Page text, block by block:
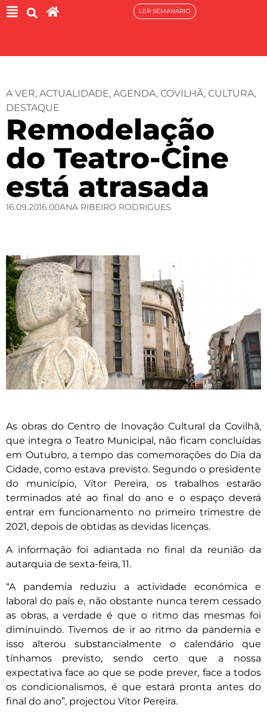
LER SEMANÁRIO
A VER, ACTUALIDADE, AGENDA, COVILHÃ, CULTURA,
DESTAQUE
Remodelação
do Teatro-Cine
está atrasada
16.09.2016:00ANA RIBEIRO RODRIGUES
As obras do Centro de Inovação Cultural da Covilhã,
que integra o Teatro Municipal, não ficam concluídas
em Outubro, a tempo das comemorações do Dia da
Cidade, como estava previsto. Segundo o presidente
do município, Vítor Pereira, os trabalhos estarão
terminados até ao final do ano e o espaço deverá
entrar em funcionamento no primeiro trimestre de
2021, depois de obtidas as devidas licenças.
A informação foi adiantada no final da reunião da
autarquia de sexta-feira, 11.
“A pandemia reduziu a actividade económica e
laboral do país e, não obstante nunca terem cessado
as obras, a verdade é que o ritmo das mesmas foi
diminuindo. Tivemos de ir ao ritmo da pandemia e
isso alterou substancialmente o calendário que
tínhamos previsto, sendo certo que a nossa
expectativa face ao que se pode prever, face a todos
os condicionalismos, é que estará pronta antes do
final do ano”, projectou Vítor Pereira.